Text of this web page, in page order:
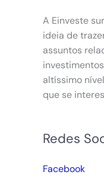
A Einveste
ideia de
assuntos
altíssimo
que se
Redes
Facebook